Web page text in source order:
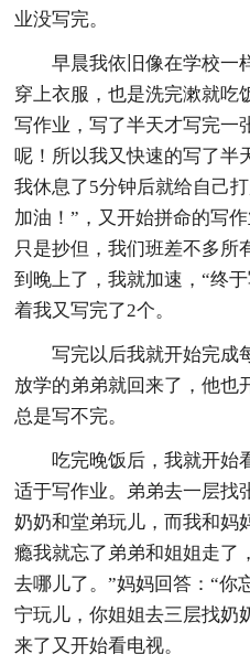
业没写完。
早晨我依旧像在学校一
穿上衣服，也是洗完漱就吃
写作业，写了半天才写完一
呢！所以我又快速的写了半
我休息了5分钟后就给自己
加油！”，又开始拼命的写
只是抄但，我们班差不多所
到晚上了，我就加速，“终
着我又写完了2个。
写完以后我就开始完成
放学的弟弟就回来了，他也
总是写不完。
吃完晚饭后，我就开始
适于写作业。弟弟去一层找
奶奶和堂弟玩儿，而我和妈
瘾我就忘了弟弟和姐姐走了
去哪儿了。”妈妈回答：“你
宁玩儿，你姐姐去三层找奶
来了又开始看电视。